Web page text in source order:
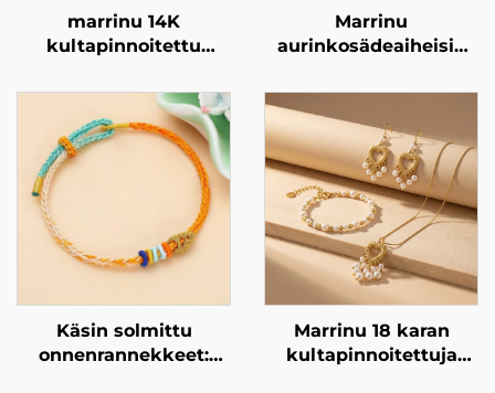
marrinu 14K
kultapinnoitettu
hohtoneella
Marrinu
aurinkosädeaiheisia
riippukorvakoruja
Käsin solmittu
onnenrannekkeet:
Marrinu 18 karan
kultapinnoitettuja